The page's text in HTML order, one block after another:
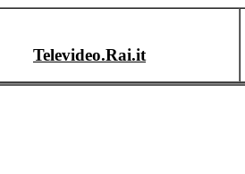
Televideo.Rai.it